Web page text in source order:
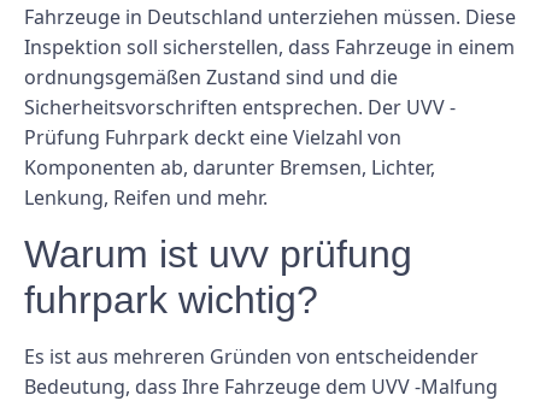
Fahrzeuge in Deutschland unterziehen müssen. Diese
Inspektion soll sicherstellen, dass Fahrzeuge in einem
ordnungsgemäßen Zustand sind und die
Sicherheitsvorschriften entsprechen. Der UVV -
Prüfung Fuhrpark deckt eine Vielzahl von
Komponenten ab, darunter Bremsen, Lichter,
Lenkung, Reifen und mehr.
Warum ist uvv prüfung
fuhrpark wichtig?
Es ist aus mehreren Gründen von entscheidender
Bedeutung, dass Ihre Fahrzeuge dem UVV -Malfung